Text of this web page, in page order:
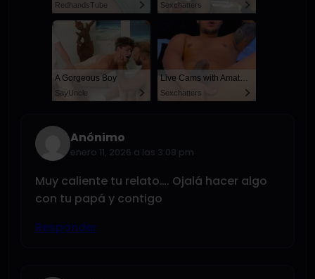
RedhandsTube Sexchatters
A Gorgeous Boy
SayUncle
Live Cams with Amateur Men
Sexchatters
Anónimo
enero 11, 2026 a las 3:08 pm
Muy caliente tu relato…. Ojalá hacer algo
con tu papá y contigo
Responder